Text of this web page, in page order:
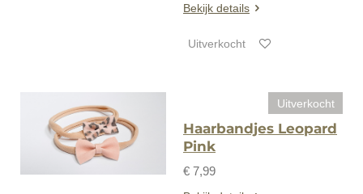
Bekijk details
Uitverkocht
Uitverkocht
Haarbandjes Leopard
Pink
€ 7,99